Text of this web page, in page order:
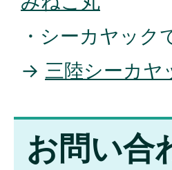
・シーカヤッ
→ 三陸シーカ
お問い合